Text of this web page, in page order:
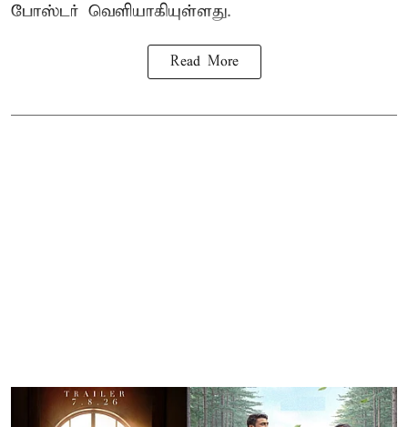
போஸ்டர் வெளியாகியுள்ளது.
Read More